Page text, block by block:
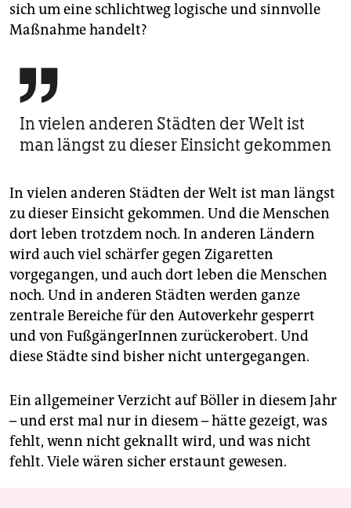
sich um eine schlichtweg logische und sinnvolle
Maßnahme handelt?

In vielen anderen Städten der Welt ist
man längst zu dieser Einsicht gekommen
In vielen anderen Städten der Welt ist man längst
zu dieser Einsicht gekommen. Und die Menschen
dort leben trotzdem noch. In anderen Ländern
wird auch viel schärfer gegen Zigaretten
vorgegangen, und auch dort leben die Menschen
noch. Und in anderen Städten werden ganze
zentrale Bereiche für den Autoverkehr gesperrt
und von FußgängerInnen zurückerobert. Und
diese Städte sind bisher nicht untergegangen.
Ein allgemeiner Verzicht auf Böller in diesem Jahr
– und erst mal nur in diesem – hätte gezeigt, was
fehlt, wenn nicht geknallt wird, und was nicht
fehlt. Viele wären sicher erstaunt gewesen.